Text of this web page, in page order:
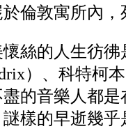
於倫敦寓所內，
絲的人生彷
）、科特柯
的音樂人都
樣的早逝幾